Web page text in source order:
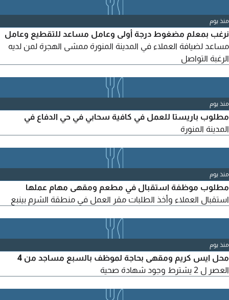
منذ يوم
نرغب بمعلم مضغوط درجة أولى وعامل مساعد للتقطيع وعامل
مساعد لضيافة العملاء في المدينة المنورة ممشى الهجرة لمن لديه
الرغبة التواصل
منذ يوم
مطلوب باريستا للعمل في كافية سحابي في حي الدفاع في
المدينة المنورة
منذ يوم
مطلوب موظفة استقبال في مطعم ومقهى مهام عملها
استقبال العملاء وأخذ الطلبات مقر العمل في منطقة الشرم بينبع
منذ يوم
محل ايس كريم ومقهى بحاجة لموظف بالسبع مساجد من 4
العصر ل 2 يشترط وجود شهادة صحية